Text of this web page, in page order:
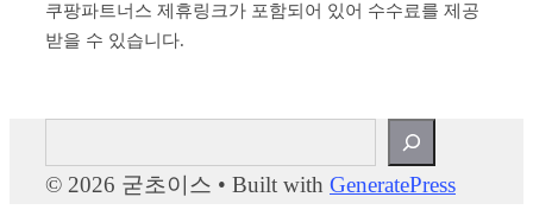
쿠팡파트너스 제휴링크가 포함되어 있어 수수료를 제공
받을 수 있습니다.
색
© 2026 굳초이스 • Built with GeneratePress